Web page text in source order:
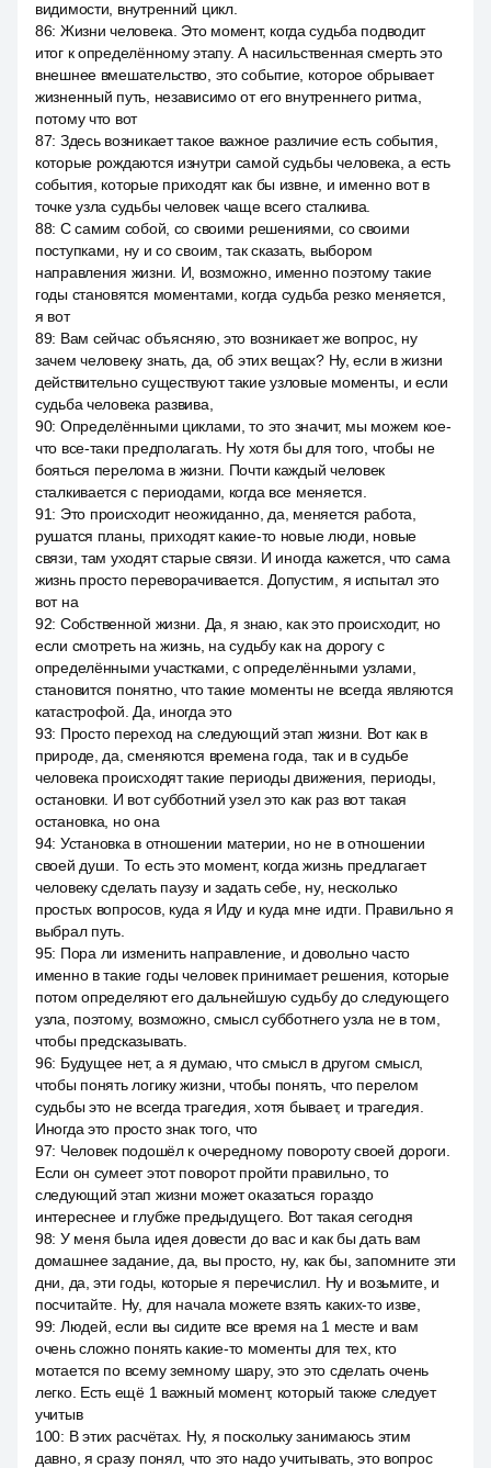
видимости, внутренний цикл.
86: Жизни человека. Это момент, когда судьба подводит
итог к определённому этапу. А насильственная смерть это
внешнее вмешательство, это событие, которое обрывает
жизненный путь, независимо от его внутреннего ритма,
потому что вот
87: Здесь возникает такое важное различие есть события,
которые рождаются изнутри самой судьбы человека, а есть
события, которые приходят как бы извне, и именно вот в
точке узла судьбы человек чаще всего сталкива.
88: С самим собой, со своими решениями, со своими
поступками, ну и со своим, так сказать, выбором
направления жизни. И, возможно, именно поэтому такие
годы становятся моментами, когда судьба резко меняется,
я вот
89: Вам сейчас объясняю, это возникает же вопрос, ну
зачем человеку знать, да, об этих вещах? Ну, если в жизни
действительно существуют такие узловые моменты, и если
судьба человека развива,
90: Определёнными циклами, то это значит, мы можем кое-
что все-таки предполагать. Ну хотя бы для того, чтобы не
бояться перелома в жизни. Почти каждый человек
сталкивается с периодами, когда все меняется.
91: Это происходит неожиданно, да, меняется работа,
рушатся планы, приходят какие-то новые люди, новые
связи, там уходят старые связи. И иногда кажется, что сама
жизнь просто переворачивается. Допустим, я испытал это
вот на
92: Собственной жизни. Да, я знаю, как это происходит, но
если смотреть на жизнь, на судьбу как на дорогу с
определёнными участками, с определёнными узлами,
становится понятно, что такие моменты не всегда являются
катастрофой. Да, иногда это
93: Просто переход на следующий этап жизни. Вот как в
природе, да, сменяются времена года, так и в судьбе
человека происходят такие периоды движения, периоды,
остановки. И вот субботний узел это как раз вот такая
остановка, но она
94: Установка в отношении материи, но не в отношении
своей души. То есть это момент, когда жизнь предлагает
человеку сделать паузу и задать себе, ну, несколько
простых вопросов, куда я Иду и куда мне идти. Правильно я
выбрал путь.
95: Пора ли изменить направление, и довольно часто
именно в такие годы человек принимает решения, которые
потом определяют его дальнейшую судьбу до следующего
узла, поэтому, возможно, смысл субботнего узла не в том,
чтобы предсказывать.
96: Будущее нет, а я думаю, что смысл в другом смысл,
чтобы понять логику жизни, чтобы понять, что перелом
судьбы это не всегда трагедия, хотя бывает, и трагедия.
Иногда это просто знак того, что
97: Человек подошёл к очередному повороту своей дороги.
Если он сумеет этот поворот пройти правильно, то
следующий этап жизни может оказаться гораздо
интереснее и глубже предыдущего. Вот такая сегодня
98: У меня была идея довести до вас и как бы дать вам
домашнее задание, да, вы просто, ну, как бы, запомните эти
дни, да, эти годы, которые я перечислил. Ну и возьмите, и
посчитайте. Ну, для начала можете взять каких-то изве,
99: Людей, если вы сидите все время на 1 месте и вам
очень сложно понять какие-то моменты для тех, кто
мотается по всему земному шару, это это сделать очень
легко. Есть ещё 1 важный момент, который также следует
учитыв
100: В этих расчётах. Ну, я поскольку занимаюсь этим
давно, я сразу понял, что это надо учитывать, это вопрос